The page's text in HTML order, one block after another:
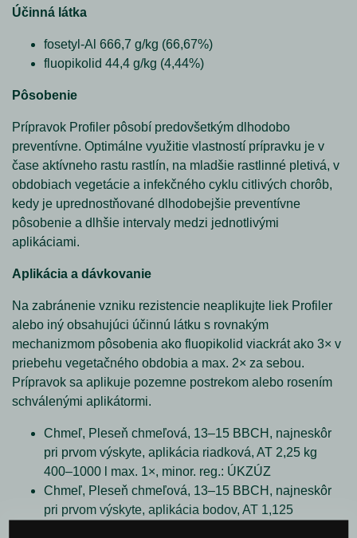
Účinná látka
fosetyl-Al 666,7 g/kg (66,67%)
fluopikolid 44,4 g/kg (4,44%)
Pôsobenie
Prípravok Profiler pôsobí predovšetkým dlhodobo
preventívne. Optimálne využitie vlastností prípravku je v
čase aktívneho rastu rastlín, na mladšie rastlinné pletivá, v
obdobiach vegetácie a infekčného cyklu citlivých chorôb,
kedy je uprednostňované dlhodobejšie preventívne
pôsobenie a dlhšie intervaly medzi jednotlivými
aplikáciami.
Aplikácia a dávkovanie
Na zabránenie vzniku rezistencie neaplikujte liek Profiler
alebo iný obsahujúci účinnú látku s rovnakým
mechanizmom pôsobenia ako fluopikolid viackrát ako 3× v
priebehu vegetačného obdobia a max. 2× za sebou.
Prípravok sa aplikuje pozemne postrekom alebo rosením
schválenými aplikátormi.
Chmeľ, Pleseň chmeľová, 13–15 BBCH, najneskôr
pri prvom výskyte, aplikácia riadková, AT 2,25 kg
400–1000 l max. 1×, minor. reg.: ÚKZÚZ
Chmeľ, Pleseň chmeľová, 13–15 BBCH, najneskôr
pri prvom výskyte, aplikácia bodov, AT 1,125